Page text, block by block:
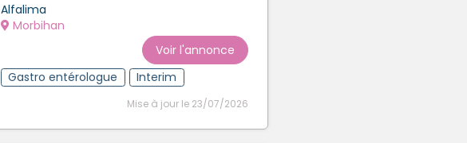
Alfalima
Morbihan
Voir l'annonce
Gastro entérologue
Interim
Mise à jour le 23/07/2026